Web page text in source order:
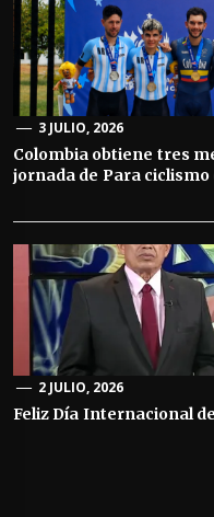
3 JULIO, 2026
Colombia obtiene tres
jornada de Para ciclismo
2 JULIO, 2026
Feliz Día Internacional